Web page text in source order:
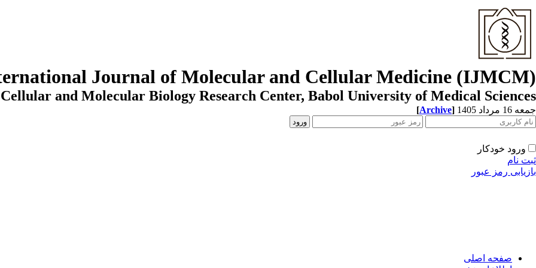
Journal of Molecular and Cellular Medicine (IJMCM)
Cellular and Molecular Biology Research Center, Babol University of Medical Sciences
جمعه 16 مرداد 1405 [Archive]
ورود خودکار
ثبت نام
بازیابی رمز عبور
صفحه اصلی